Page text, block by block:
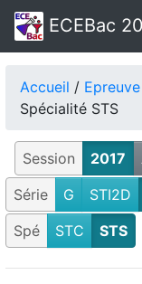
ECEBac
Accueil /
Spécialité STS
Session 2017
Série
G STI2D
Spé
STC STS